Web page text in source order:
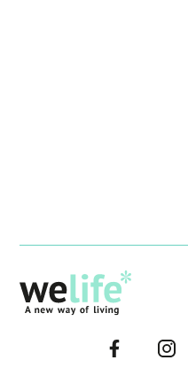
–
FACEBOOK–
–